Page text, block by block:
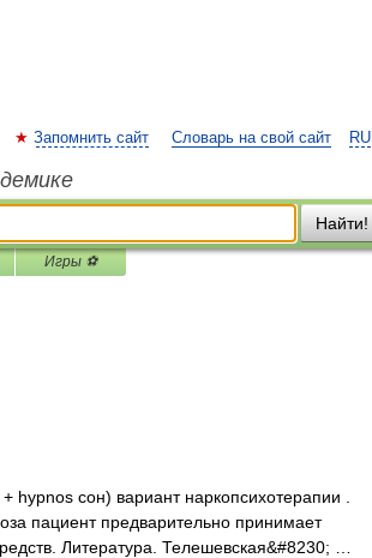
RU
Запомнить сайт Словарь на свой сайт
Найти!
Игры ⚽
сон) вариант наркопсихотерапии .
пациент предварительно принимает
Литература. Телешевская&#8230; …